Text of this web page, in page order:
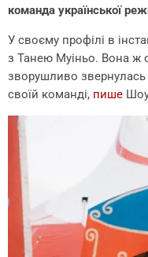
команда української
У своєму профілі в
з Танею Муіньо. Вона ж
зворушливо звернулась
своїй команді, пише